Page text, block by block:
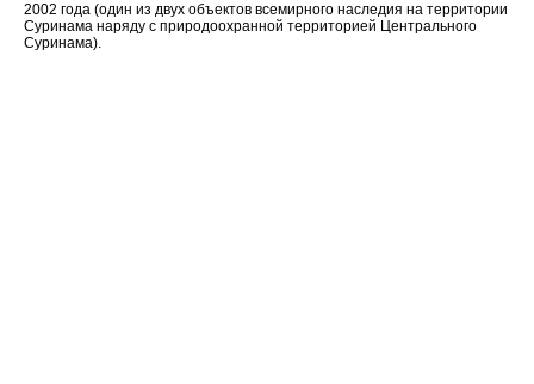
2002 года (один из двух объектов всемирного наследия на территории
Суринама наряду с природоохранной территорией Центрального
Суринама).